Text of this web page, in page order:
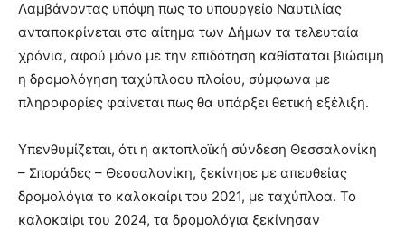
Λαμβάνοντας υπόψη πως το υπουργείο Ναυτιλίας
ανταποκρίνεται στο αίτημα των Δήμων τα τελευταία
χρόνια, αφού μόνο με την επιδότηση καθίσταται βιώσιμη
η δρομολόγηση ταχύπλοου πλοίου, σύμφωνα με
πληροφορίες φαίνεται πως θα υπάρξει θετική εξέλιξη.
Υπενθυμίζεται, ότι η ακτοπλοϊκή σύνδεση Θεσσαλονίκη
– Σποράδες – Θεσσαλονίκη, ξεκίνησε με απευθείας
δρομολόγια το καλοκαίρι του 2021, με ταχύπλοα. Το
καλοκαίρι του 2024, τα δρομολόγια ξεκίνησαν